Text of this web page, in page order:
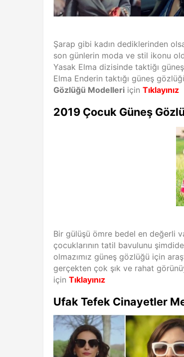
Şarap gibi kadın dediklerinden
son günlerin moda ve stil ikonu
Yasak Elma dizisinde taktiğı
Elma Enderin taktığı güneş
Gözlüğü Modelleri için Tıklayınız
2019 Çocuk Güneş
Bir gülüşü ömre bedel en değerli
çocuklarının tatil bavulunu
olmazımız güneş gözlüğü için
gerçekten çok şık ve rahat
için Tıklayınız
Ufak Tefek Cinayetler